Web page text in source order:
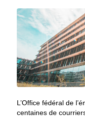
L’Office fédéral de
centaines de